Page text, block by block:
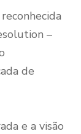
–
de
e a visão